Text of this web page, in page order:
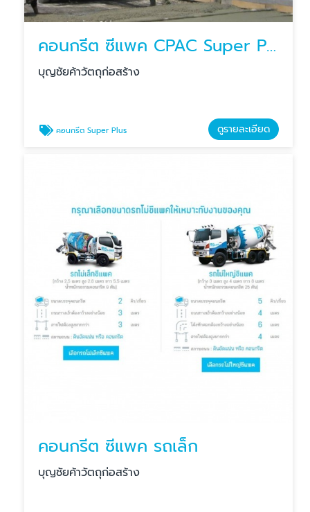
คอนกรีต ซีแพค CPAC Super Plus
บุญชัยค้าวัตถุก่อสร้าง
คอนกรีต Super Plus ดูรายละเอียด
คอนกรีต ซีแพค รถเล็ก
บุญชัยค้าวัตถุก่อสร้าง